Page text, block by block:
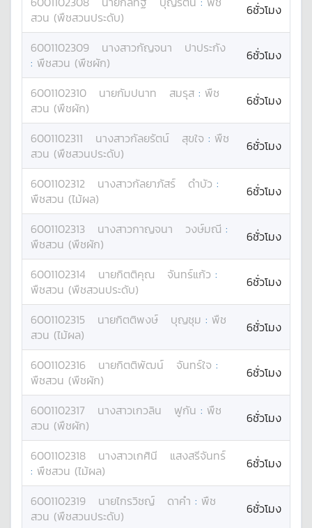
สวน (พืชสวนประดับ)
6ชั่วโมง
6001102309 นางสาวกัญจนา
ปาประกัง
: พืชสวน (พืชผัก) 6ชั่วโมง
6001102310 นายกัมปนาท สมรุส : พืช
สวน (พืชผัก)
6ชั่วโมง
6001102311 นางสาวกัลยรัตน์ สุขใจ : พืช
สวน (พืชสวนประดับ)
6ชั่วโมง
6001102312 นางสาวกัลยาภัสร์ ดำบัว :
พืชสวน (ไม้ผล)
6ชั่วโมง
6001102313 นางสาวกาญจนา วงษ์มณี :
พืชสวน (พืชผัก)
6ชั่วโมง
6001102314 นายกิตติคุณ จันทร์แก้ว :
พืชสวน (พืชสวนประดับ)
6ชั่วโมง
6001102315 นายกิตติพงษ์ บุญชุม : พืช
สวน (ไม้ผล)
6ชั่วโมง
6001102316 นายกิตติพัฒน์ จันทร์ใจ :
พืชสวน (พืชผัก)
6ชั่วโมง
6001102317 นางสาวเกวลิน ฟูกัน : พืช
สวน (พืชผัก)
6ชั่วโมง
6001102318 นางสาวเกศินี
แสงสรีจันทร์
: พืชสวน (ไม้ผล) 6ชั่วโมง
6001102319 นายไกรวิชญ์ ดาคำ : พืช
สวน (พืชสวนประดับ)
6ชั่วโมง